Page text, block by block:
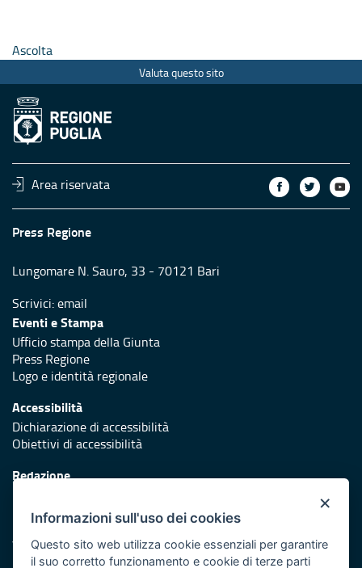
Ascolta
Valuta questo sito
Area riservata
Press Regione
Lungomare N. Sauro, 33 - 70121 Bari
Scrivici:email
Eventi e Stampa
Ufficio stampa della Giunta
Press Regione
Logo e identità regionale
Accessibilità
Dichiarazione di accessibilità
Obiettivi di accessibilità
Redazione
Protezione civile
Vai al sito di Protezione Civile Puglia
×
Informazioni sull'uso dei cookies
Questo sito web utilizza cookie essenziali per garantire
il suo corretto funzionamento e cookie di terze parti